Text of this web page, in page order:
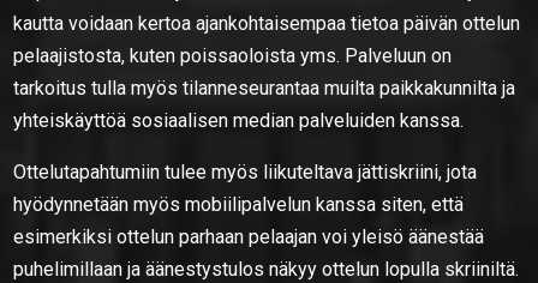
kautta voidaan kertoa ajankohtaisempaa tietoa päivän ottelun
pelaajistosta, kuten poissaoloista yms. Palveluun on
tarkoitus tulla myös tilanneseurantaa muilta paikkakunnilta ja
yhteiskäyttöä sosiaalisen median palveluiden kanssa.
Ottelutapahtumiin tulee myös liikuteltava jättiskriini, jota
hyödynnetään myös mobiilipalvelun kanssa siten, että
esimerkiksi ottelun parhaan pelaajan voi yleisö äänestää
puhelimillaan ja äänestystulos näkyy ottelun lopulla skriiniltä.